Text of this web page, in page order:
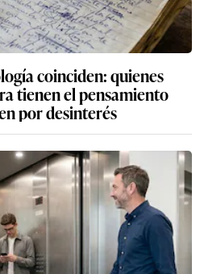
coinciden: quienes
tienen el pensamiento
por desinterés